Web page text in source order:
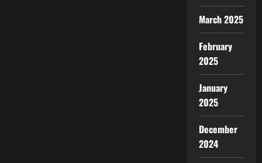
March 2025
February
2025
January
2025
December
2024